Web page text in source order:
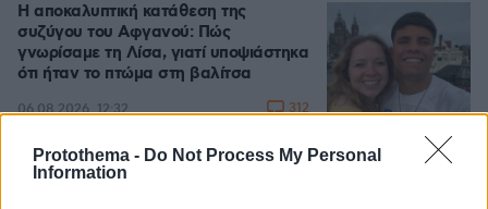
Protothema - Do Not Process My Personal
Information
Η αποκαλυπτική κατάθεση της
συζύγου του Αφγανού: Πώς
γνωρίσαμε τη Λίσα, γιατί υποψιάστηκα
ότι ήταν το πτώμα στη βαλίτσα
06.08.2026, 12:32 312